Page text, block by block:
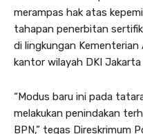
merampas hak atas
tahapan penerbitan
di lingkungan
kantor wilayah DKI Jakarta
“Modus baru ini pada
melakukan penindakan
BPN,” tegas Direskrimum